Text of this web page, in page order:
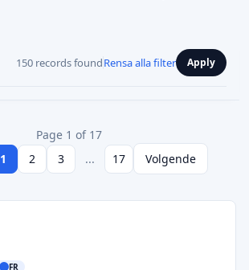
150 records foundRensa alla filter Apply
Page 1 of 17
1 2 3 ... 17 Volgende
FR